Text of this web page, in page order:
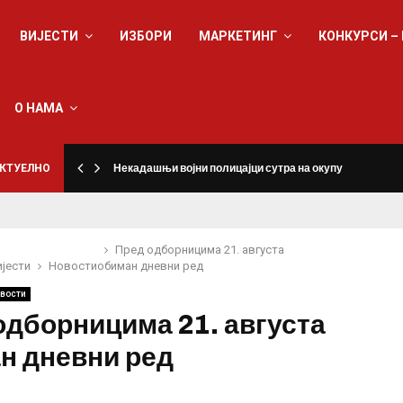
ВИЈЕСТИ ИЗБОРИ МАРКЕТИНГ КОНКУРСИ
О НАМА
Некадашњи војни полицајци сутра на окупу
Новости
Пред одборницима 21. августа
обиман дневни ред
21. августа
дневни ред